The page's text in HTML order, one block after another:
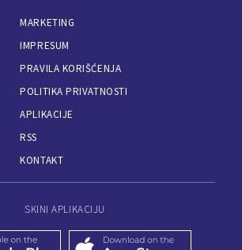
MARKETING
IMPRESUM
PRAVILA KORIŠĆENJA
POLITIKA PRIVATNOSTI
APLIKACIJE
RSS
KONTAKT
SKINI APLIKACIJU